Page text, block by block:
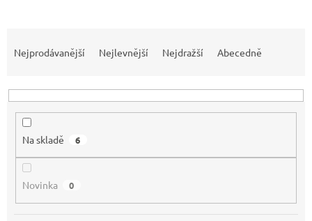
n
Nejprodávanější Nejlevnější Nejdražší Abecedně
Na skladě 6
Novinka 0